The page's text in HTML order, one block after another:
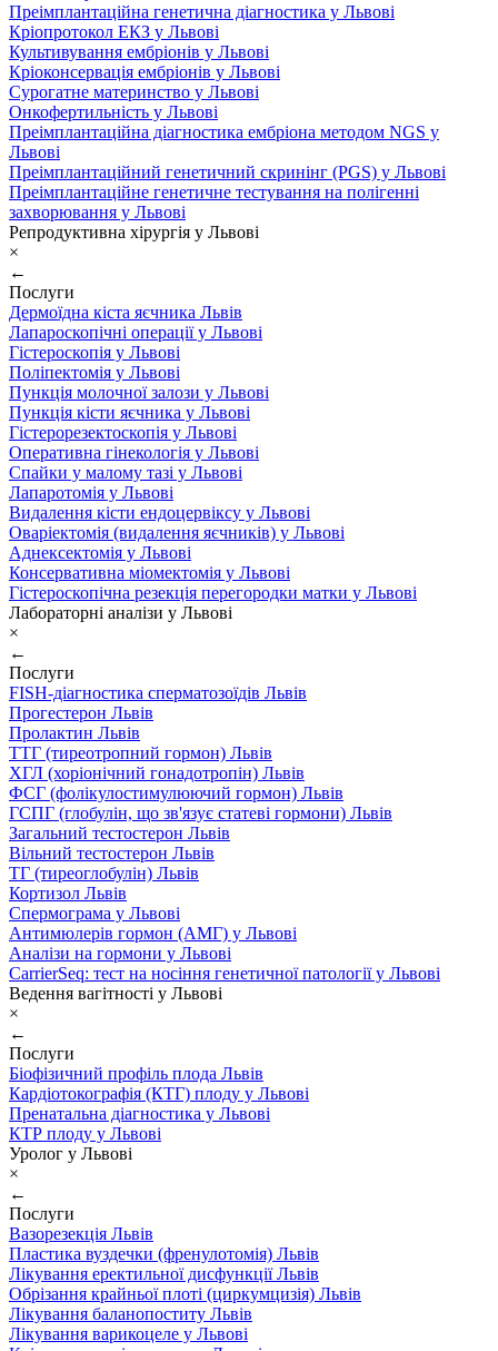
Преімплантаційна генетична діагностика у Львові
Кріопротокол ЕКЗ у Львові
Культивування ембріонів у Львові
Кріоконсервація ембріонів у Львові
Сурогатне материнство у Львові
Онкофертильність у Львові
Преімплантаційна діагностика ембріона методом NGS у
Львові
Преімплантаційний генетичний скринінг (PGS) у Львові
Преімплантаційне генетичне тестування на полігенні
захворювання у Львові
Репродуктивна хірургія у Львові
×
←
Послуги
Дермоїдна кіста яєчника Львів
Лапароскопічні операції у Львові
Гістероскопія у Львові
Поліпектомія у Львові
Пункція молочної залози у Львові
Пункція кісти яєчника у Львові
Гістерорезектоскопія у Львові
Оперативна гінекологія у Львові
Спайки у малому тазі у Львові
Лапаротомія у Львові
Видалення кісти ендоцервіксу у Львові
Оваріектомія (видалення яєчників) у Львові
Аднексектомія у Львові
Консервативна міомектомія у Львові
Гістероскопічна резекція перегородки матки у Львові
Лабораторні аналізи у Львові
×
←
Послуги
FISH-діагностика сперматозоїдів Львів
Прогестерон Львів
Пролактин Львів
ТТГ (тиреотропний гормон) Львів
ХГЛ (хоріонічний гонадотропін) Львів
ФСГ (фолікулостимулюючий гормон) Львів
ГСПГ (глобулін, що зв'язує статеві гормони) Львів
Загальний тестостерон Львів
Вільний тестостерон Львів
ТГ (тиреоглобулін) Львів
Кортизол Львів
Спермограма у Львові
Антимюлерів гормон (АМГ) у Львові
Аналізи на гормони у Львові
CarrierSeq: тест на носіння генетичної патології у Львові
Ведення вагітності у Львові
×
←
Послуги
Біофізичний профіль плода Львів
Кардіотокографія (КТГ) плоду у Львові
Пренатальна діагностика у Львові
КТР плоду у Львові
Уролог у Львові
×
←
Послуги
Вазорезекція Львів
Пластика вуздечки (френулотомія) Львів
Лікування еректильної дисфункції Львів
Обрізання крайньої плоті (циркумцизія) Львів
Лікування баланопоститу Львів
Лікування варикоцеле у Львові